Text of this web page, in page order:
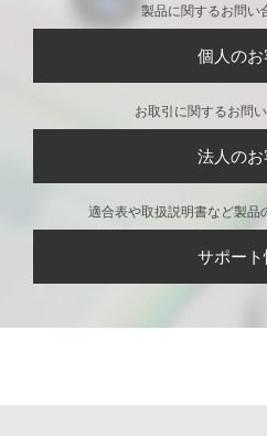
製品に関するお問い
個人のお
お取引に関するお問
法人のお
適合表や取扱説明書など製品
サポート